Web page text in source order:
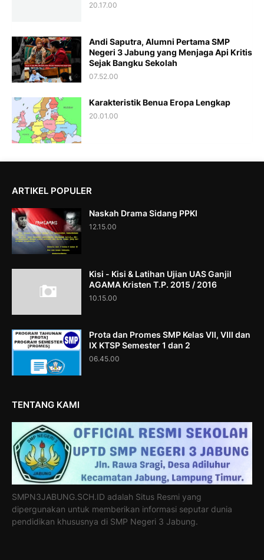
20.17.00
Andi Saputra, Alumni Pertama SMP
Negeri 3 Jabung yang Menjaga Api Kritis
Sejak Bangku Sekolah
07.52.00
Karakteristik Benua Eropa Lengkap
20.01.00
ARTIKEL POPULER
Naskah Drama Sidang PPKI
12.15.00
Kisi - Kisi & Latihan Ujian UAS Ganjil
AGAMA Kristen T.P. 2015 / 2016
10.15.00
Prota dan Promes SMP Kelas VII, VIII dan
IX KTSP Semester 1 dan 2
06.45.00
TENTANG KAMI
SMPN3JABUNG.SCH.ID adalah Situs Resmi yang
dipergunakan untuk memberikan informasi seputar dunia
pendidikan khususnya di SMP Negeri 3 Jabung.